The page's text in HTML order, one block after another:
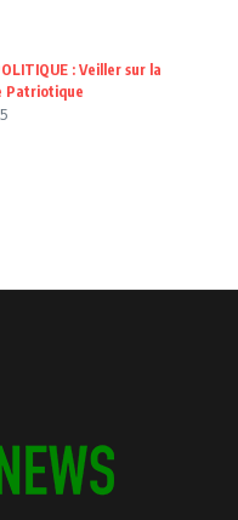
: Veiller sur la
Patriotique